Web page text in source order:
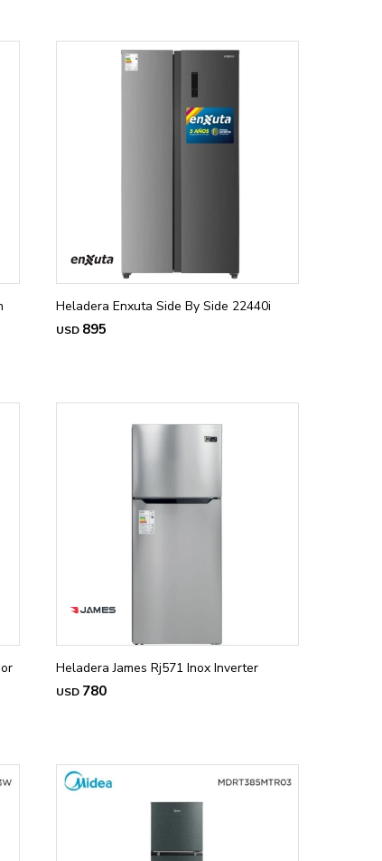
Heladera Enxuta Side By Side 22440i
USD 895
Heladera James Rj571 Inox Inverter
USD 780